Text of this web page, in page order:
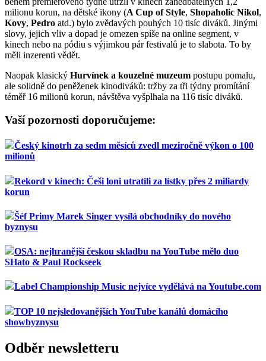
milionu korun, na dětské ikony (A Cup of Style, Shopaholic Nikol,
Kovy, Pedro atd.) bylo zvědavých pouhých 10 tisíc diváků. Jinými
slovy, jejich vliv a dopad je omezen spíše na online segment, v
kinech nebo na pódiu s výjimkou pár festivalů je to slabota. To by
měli inzerenti vědět.
Naopak klasický Hurvínek a kouzelné muzeum postupu pomalu,
ale solidně do peněženek kinodiváků: tržby za tři týdny promítání
téměř 16 milionů korun, návštěva vyšplhala na 116 tisíc diváků.
Vaší pozornosti doporučujeme:
Český kinotrh za sedm měsíců zvedl meziročně výkon o 100
milionů
Rekord v kinech: Češi loni utratili za lístky přes 2 miliardy
korun
Šéf Primy Marek Singer vysílá obchodníky do nového
byznysu
OSA: nejhranější českou skladbu na YouTube mělo duo
SHato & Paul Rockseek
Label Championship Music nejvíce vydělává na Youtube.com
TOP 10 nejsledovanějších YouTube kanálů domácího
showbyznysu
Odběr newsletteru